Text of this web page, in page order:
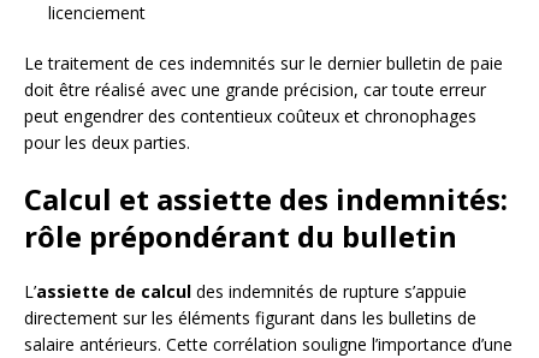
licenciement
Le traitement de ces indemnités sur le dernier bulletin de paie
doit être réalisé avec une grande précision, car toute erreur
peut engendrer des contentieux coûteux et chronophages
pour les deux parties.
Calcul et assiette des indemnités:
rôle prépondérant du bulletin
L’assiette de calcul des indemnités de rupture s’appuie
directement sur les éléments figurant dans les bulletins de
salaire antérieurs. Cette corrélation souligne l’importance d’une